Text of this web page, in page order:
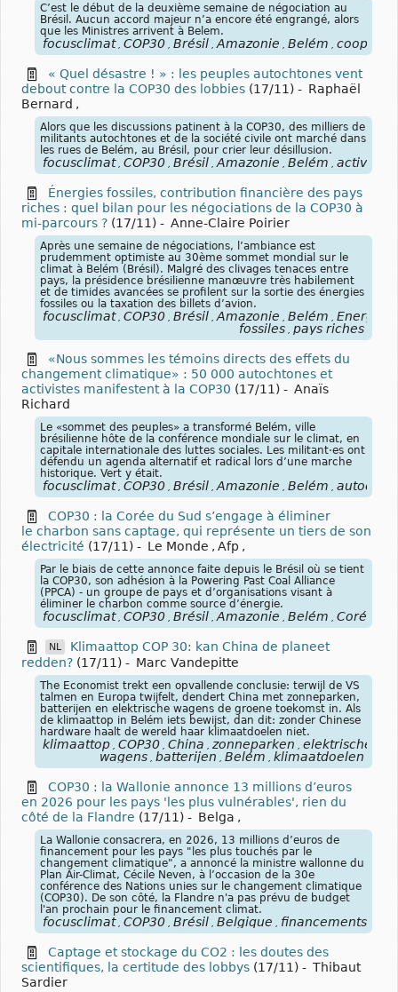
C’est le début de la deuxième semaine de négociation au
Brésil. Aucun accord majeur n’a encore été engrangé, alors
que les Ministres arrivent à Belem.
focusclimat COP30 Brésil Amazonie Belém
« Quel désastre ! » : les peuples autochtones vent
debout contre la COP30 des lobbies (17/11) - Raphaël
Bernard ,
Alors que les discussions patinent à la COP30, des milliers de
militants autochtones et de la société civile ont marché dans
les rues de Belém, au Brésil, pour crier leur désillusion.
focusclimat COP30 Brésil Amazonie Belém activisme
Énergies fossiles, contribution financière des pays
riches : quel bilan pour les négociations de la COP30 à
mi-parcours ? (17/11) - Anne-Claire Poirier
Après une semaine de négociations, l’ambiance est
prudemment optimiste au 30ème sommet mondial sur le
climat à Belém (Brésil). Malgré des clivages tenaces entre
pays, la présidence brésilienne manœuvre très habilement
et de timides avancées se profilent sur la sortie des énergies
fossiles ou la taxation des billets d’avion.
focusclimat COP30 Brésil Amazonie Belém
Énergies
fossiles pays riches
«Nous sommes les témoins directs des effets du
changement climatique» : 50 000 autochtones et
activistes manifestent à la COP30 (17/11) - Anaïs
Richard
Le «sommet des peuples» a transformé Belém, ville
brésilienne hôte de la conférence mondiale sur le climat, en
capitale internationale des luttes sociales. Les militant·es ont
défendu un agenda alternatif et radical lors d’une marche
historique. Vert y était.
focusclimat COP30 Brésil Amazonie Belém
COP30 : la Corée du Sud s’engage à éliminer
le charbon sans captage, qui représente un tiers de son
électricité (17/11) - Le Monde , Afp ,
Par le biais de cette annonce faite depuis le Brésil où se tient
la COP30, son adhésion à la Powering Past Coal Alliance
(PPCA) - un groupe de pays et d’organisations visant à
éliminer le charbon comme source d’énergie.
focusclimat COP30 Brésil Amazonie Belém Corée
NL
Klimaattop COP 30: kan China de planeet
redden? (17/11) - Marc Vandepitte
The Economist trekt een opvallende conclusie: terwijl de VS
talmen en Europa twijfelt, dendert China met zonneparken,
batterijen en elektrische wagens de groene toekomst in. Als
de klimaattop in Belém iets bewijst, dan dit: zonder Chinese
hardware haalt de wereld haar klimaatdoelen niet.
klimaattop COP30 China zonneparken
elektrische
wagens batterijen Belém klimaatdoelen
COP30 : la Wallonie annonce 13 millions d’euros
en 2026 pour les pays 'les plus vulnérables', rien du
côté de la Flandre (17/11) - Belga ,
La Wallonie consacrera, en 2026, 13 millions d’euros de
financement pour les pays "les plus touchés par le
changement climatique", a annoncé la ministre wallonne du
Plan Air-Climat, Cécile Neven, à l’occasion de la 30e
conférence des Nations unies sur le changement climatique
(COP30). De son côté, la Flandre n'a pas prévu de budget
l'an prochain pour le financement climat.
focusclimat COP30 Brésil Belgique financements
Captage et stockage du CO2 : les doutes des
scientifiques, la certitude des lobbys (17/11) - Thibaut
Sardier